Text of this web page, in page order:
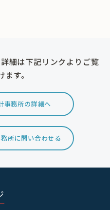
細は下記リンクよりご覧
す。
事務所の詳細へ
所に問い合わせる